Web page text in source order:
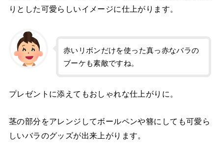
りとした可愛らしいイメージに仕上がります。
赤いリボンだけを使った真っ赤なバラの
ブーケも素敵ですね。
プレゼントに添えてもおしゃれな仕上がりに。
茎の部分をアレンジしてボールペンや簪にしても可愛ら
しいバラのグッズが出来上がります。